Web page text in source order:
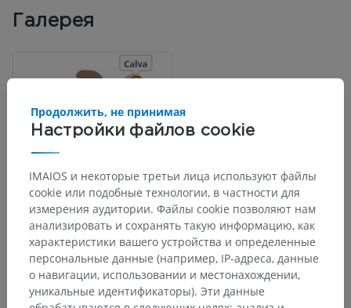
Галерея
Анатомическая иерархия
Анатомия человека 2
Настройки файлов cookie
Продолжить, не принимая
IMAIOS и некоторые третьи лица используют файлы
cookie или подобные технологии, в частности для
измерения аудитории. Файлы cookie позволяют нам
анализировать и сохранять такую информацию, как
характеристики вашего устройства и определенные
персональные данные (например, IP-адреса, данные
о навигации, использовании и местонахождении,
уникальные идентификаторы). Эти данные